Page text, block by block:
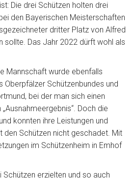
Die drei Schützen holten drei
den Bayerischen Meisterschaften
dritter Platz von Alfred
sollte. Das Jahr 2022 dürft wohl als
Mannschaft wurde ebenfalls
Schützenbundes und
bei der man sich einen
Doch die
konnten ihre Leistungen und
den Schützen nicht geschadet. Mit
im Schützenheim in Emhof
Schützen erzielten und so auch